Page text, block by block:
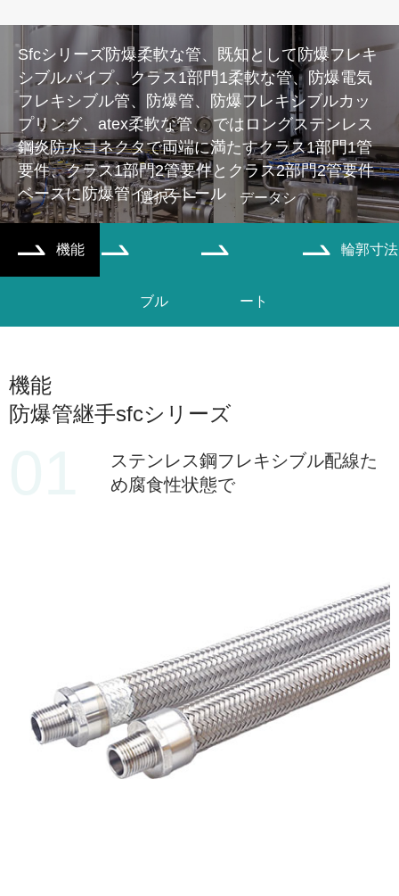
Sfcシリーズ防爆柔軟な管、既知として防爆フレキ
シブルパイプ、クラス1部門1柔軟な管、防爆電気
フレキシブル管、防爆管、防爆フレキシブルカッ
プリング、atex柔軟な管、 ではロングステンレス
鋼炎防水コネクタで両端に満たすクラス1部門1管
要件、クラス1部門2管要件とクラス2部門2管要件
ベースに防爆管インストール
 機能 
選択テー
ブル

データシ
ート
 輪郭寸法
機能
防爆管継手sfcシリーズ
ステンレス鋼フレキシブル配線た
め腐食性状態で